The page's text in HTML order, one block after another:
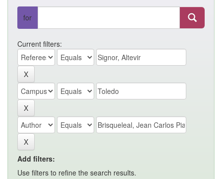
for
Current filters:
Add filters:
Use filters to refine the search results.